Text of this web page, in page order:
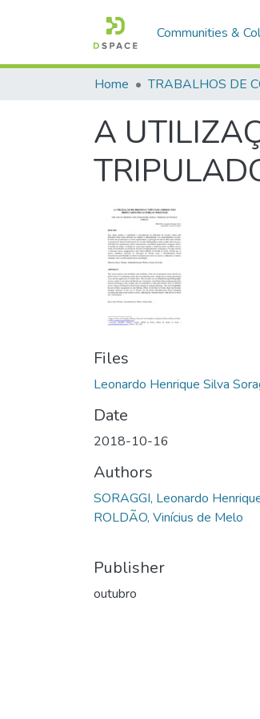
Communities &
Home
A
Files
Leonardo Henrique Silva
Date
2018-10-16
Authors
SORAGGI, Leonardo
ROLDÃO, Vinícius de Melo
Publisher
outubro